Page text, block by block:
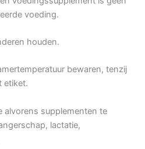
voeding.
houden.
bewaren, tenzij
etiket.
alvorens supplementen te
lactatie,